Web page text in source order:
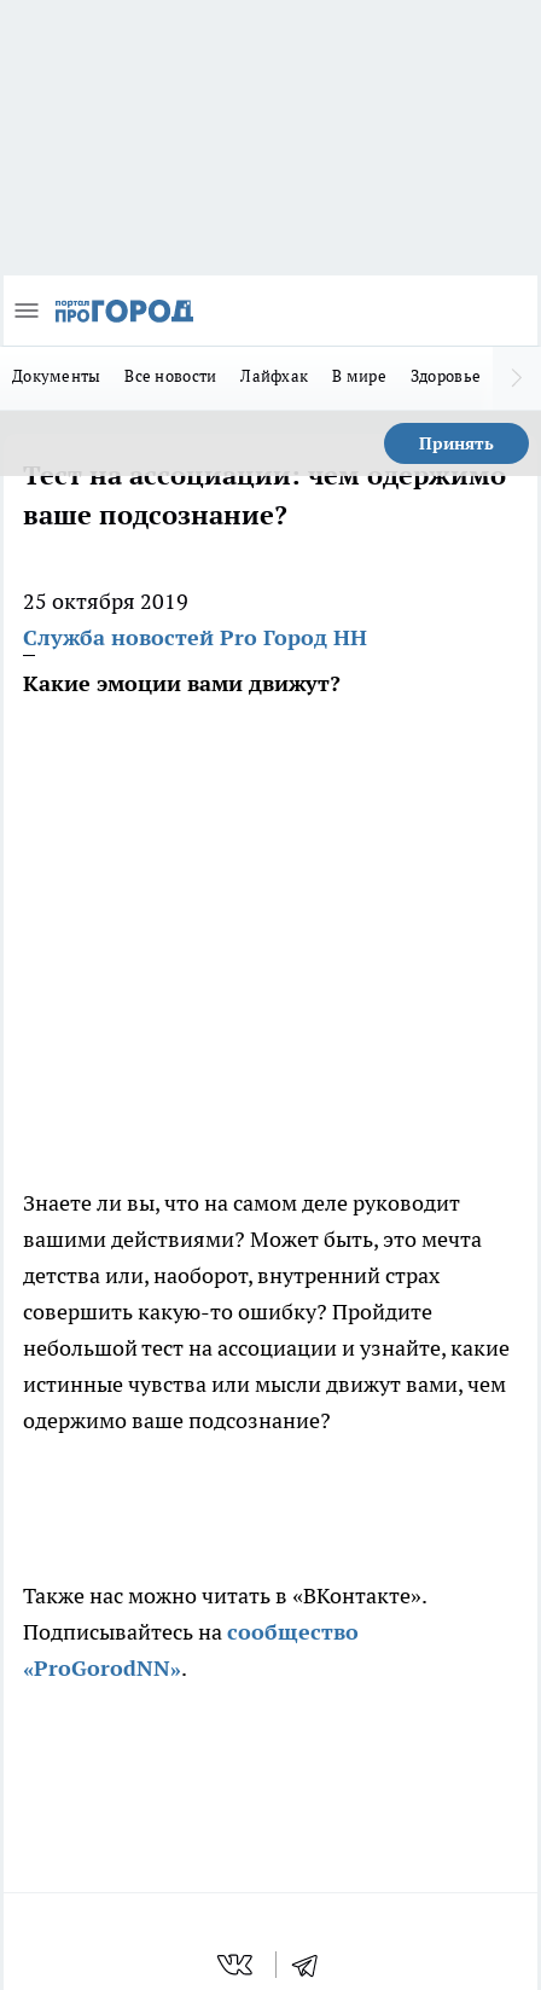
Документы Все новости Лайфхак В мире Здоровье
Принять
Тест на ассоциации: чем одержимо
ваше подсознание?
25 октября 2019
Служба новостей Pro Город НН
Какие эмоции вами движут?
Знаете ли вы, что на самом деле руководит
вашими действиями? Может быть, это мечта
детства или, наоборот, внутренний страх
совершить какую-то ошибку? Пройдите
небольшой тест на ассоциации и узнайте, какие
истинные чувства или мысли движут вами, чем
одержимо ваше подсознание?
Также нас можно читать в «ВКонтакте».
Подписывайтесь насообщество
«ProGorodNN».